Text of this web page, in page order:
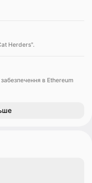
Herders".
в Ethereum